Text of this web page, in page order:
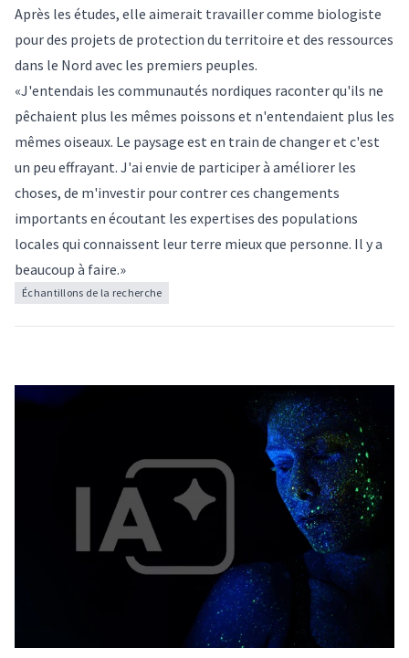
Après les études, elle aimerait travailler comme biologiste
pour des projets de protection du territoire et des ressources
dans le Nord avec les premiers peuples.
«J'entendais les communautés nordiques raconter qu'ils ne
pêchaient plus les mêmes poissons et n'entendaient plus les
mêmes oiseaux. Le paysage est en train de changer et c'est
un peu effrayant. J'ai envie de participer à améliorer les
choses, de m'investir pour contrer ces changements
importants en écoutant les expertises des populations
locales qui connaissent leur terre mieux que personne. Il y a
beaucoup à faire.»
Échantillons de la recherche